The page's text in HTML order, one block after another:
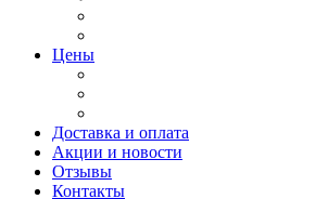
Цены
Доставка и оплата
Акции и новости
Отзывы
Контакты